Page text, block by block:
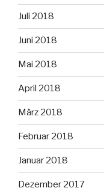
Juli 2018
Juni 2018
Mai 2018
April 2018
März 2018
Februar 2018
Januar 2018
Dezember 2017